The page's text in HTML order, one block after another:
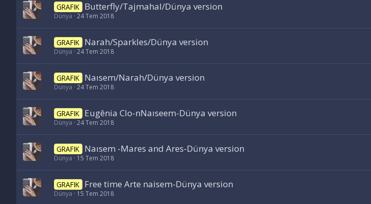
GRAFIK Butterfly/Tajmahal/Dünya version
Dünya 24 Tem 2018
GRAFIK Narah/Sparkles/Dünya version
Dünya 24 Tem 2018
GRAFIK Naısem/Narah/Dünya version
Dünya 24 Tem 2018
GRAFIK Eugênia Clo-nNaıseem-Dünya version
Dünya 24 Tem 2018
GRAFIK Naısem -Mares and Ares-Dünya version
Dünya 15 Tem 2018
GRAFIK Free time Arte naisem-Dünya version
Dünya 15 Tem 2018